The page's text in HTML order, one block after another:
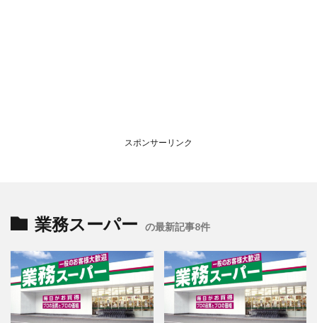
スポンサーリンク
業務スーパー の最新記事8件